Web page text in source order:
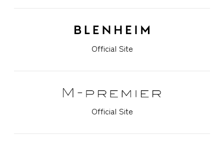
Official Site
Official Site